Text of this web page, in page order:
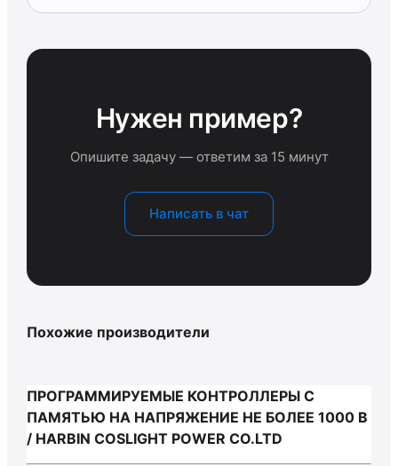
Нужен пример?
Опишите задачу — ответим за 15 минут
Написать в чат
Похожие производители
ПРОГРАММИРУЕМЫЕ КОНТРОЛЛЕРЫ С
ПАМЯТЬЮ НА НАПРЯЖЕНИЕ НЕ БОЛЕЕ 1000 В
/ HARBIN COSLIGHT POWER CO.LTD